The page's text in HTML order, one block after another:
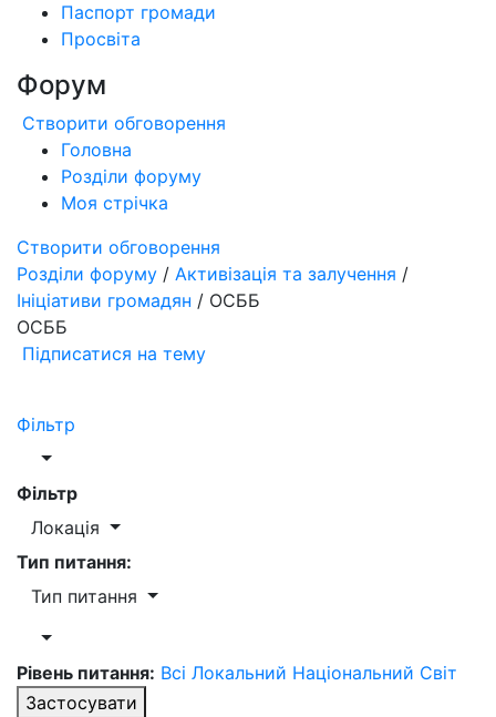
Паспорт громади
Просвіта
Форум
Створити обговорення
Головна
Розділи форуму
Моя стрічка
Створити обговорення
Розділи форуму / Активізація та залучення /
Ініціативи громадян / ОСББ
ОСББ
Підписатися на тему
Фільтр
Фільтр
Локація
Тип питання:
Тип питання
Рівень питання: Всі Локальний Національний Світ
Застосувати